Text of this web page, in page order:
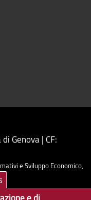
Genova | CF:
e Sviluppo Economico,
e di